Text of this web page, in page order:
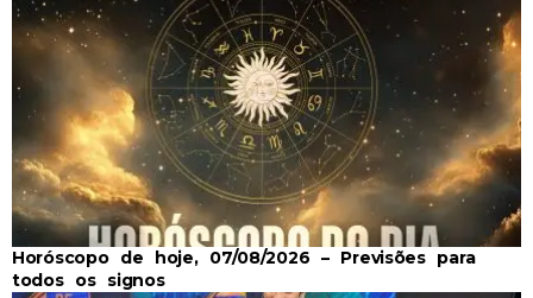
Horóscopo de hoje, 07/08/2026 – Previsões para
todos os signos